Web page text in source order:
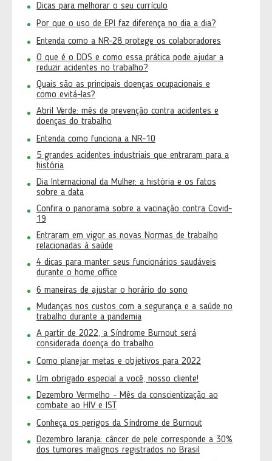
Dicas para melhorar o seu currículo
Por que o uso de EPI faz diferença no dia a dia?
Entenda como a NR-28 protege os colaboradores
O que é o DDS e como essa prática pode ajudar a
reduzir acidentes no trabalho?
Quais são as principais doenças ocupacionais e
como evitá-las?
Abril Verde: mês de prevenção contra acidentes e
doenças do trabalho
Entenda como funciona a NR-10
5 grandes acidentes industriais que entraram para a
história
Dia Internacional da Mulher: a história e os fatos
sobre a data
Confira o panorama sobre a vacinação contra Covid-
19
Entraram em vigor as novas Normas de trabalho
relacionadas à saúde
4 dicas para manter seus funcionários saudáveis
durante o home office
6 maneiras de ajustar o horário do sono
Mudanças nos custos com a segurança e a saúde no
trabalho durante a pandemia
A partir de 2022, a Síndrome Burnout será
considerada doença do trabalho
Como planejar metas e objetivos para 2022
Um obrigado especial a você, nosso cliente!
Dezembro Vermelho - Mês da conscientização ao
combate ao HIV e IST
Conheça os perigos da Síndrome de Burnout
Dezembro laranja: câncer de pele corresponde a 30%
dos tumores malignos registrados no Brasil